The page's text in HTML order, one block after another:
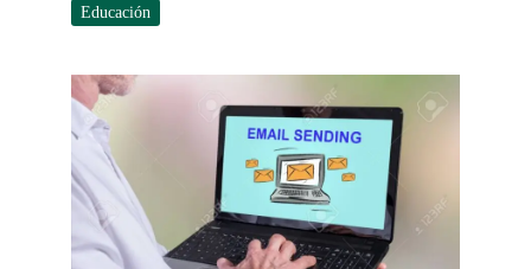
Educación